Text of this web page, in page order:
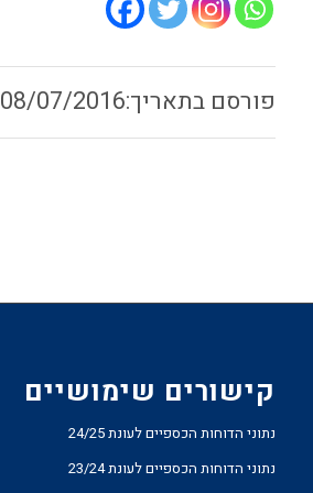
08/07/2016
קישורים שימושיים
נתוני הדוחות הכספיים לעונת 24/25
נתוני הדוחות הכספיים לעונת 23/24